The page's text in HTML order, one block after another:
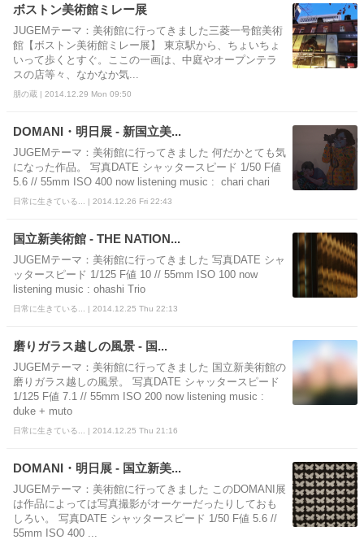
ボストン美術館ミレー展
JUGEMテーマ：美術館に行ってきました三菱一号館美術
館【ボストン美術館ミレー展】 東京駅から、ちょいちょ
いって歩くとすぐ。ここの一画は、中庭やオープンテラ
スの店等々、なかなか気...
朋の蔵 | 2014.12.29 Mon 09:50
DOMANI・明日展 - 新国立美...
JUGEMテーマ：美術館に行ってきました 何だかとても気
になった作品。 写真DATE シャッタースピード 1/50 F値
5.6 // 55mm ISO 400 now listening music : chari chari
日常に生きている... | 2014.12.26 Fri 22:43
国立新美術館 - THE NATION...
JUGEMテーマ：美術館に行ってきました 写真DATE シャ
ッタースピード 1/125 F値 10 // 55mm ISO 100 now
listening music : ohashi Trio
日常に生きている... | 2014.12.25 Thu 22:13
磨りガラス越しの風景 - 国...
JUGEMテーマ：美術館に行ってきました 国立新美術館の
磨りガラス越しの風景。 写真DATE シャッタースピード
1/125 F値 7.1 // 55mm ISO 200 now listening music :
duke + muto
日常に生きている... | 2014.12.25 Thu 21:16
DOMANI・明日展 - 国立新美...
JUGEMテーマ：美術館に行ってきました このDOMANI展
は作品によっては写真撮影がオーケーだったりしておも
しろい。 写真DATE シャッタースピード 1/50 F値 5.6 //
55mm ISO 400 ...